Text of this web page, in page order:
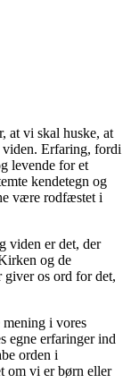
at vi skal huske, at
Erfaring, fordi
levende for et
kendetegn og
være rodfæstet i
viden er det, der
og de
giver os ord for det,
i vores
egne erfaringer ind
orden i
om vi er børn eller